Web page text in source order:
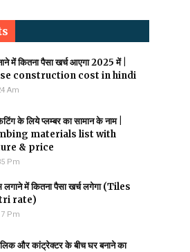
में कितना पैसा खर्च आएगा 2025 में |
construction cost in hindi
Am
के लिये प्लम्बर का सामान के नाम |
materials list with
& price
Pm
लगाने में कितना पैसा खर्च लगेगा (Tiles
rate)
Pm
और कांट्रेक्टर के बीच घर बनाने का